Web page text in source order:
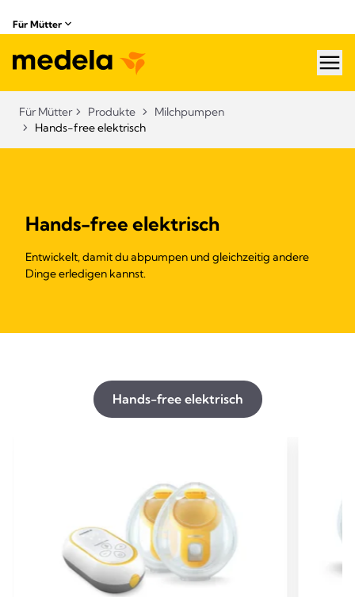
Für Mütter
Für Mütter Produkte
Milchpumpen
Hands-free elektrisch
Hands-free elektrisch
Entwickelt, damit du abpumpen und gleichzeitig andere
Dinge erledigen kannst.
Hands-free elektrisch